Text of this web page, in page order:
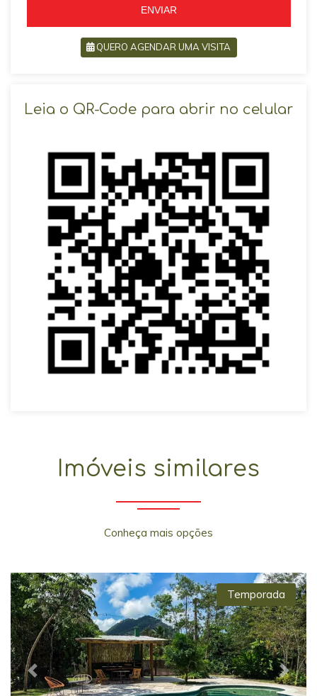
ENVIAR
QUERO AGENDAR UMA VISITA
Leia o QR-Code para abrir no celular
Imóveis similares
Conheça mais opções
Previous Next
Temporada